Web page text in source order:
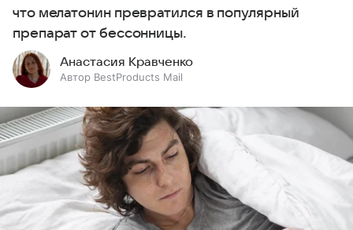
что мелатонин превратился в популярный
препарат от бессонницы.
Анастасия Кравченко
Автор BestProducts Mail